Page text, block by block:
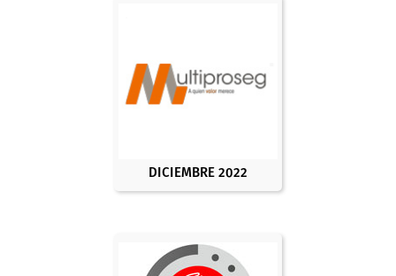
DICIEMBRE 2022